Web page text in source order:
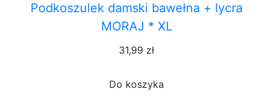
Podkoszulek damski bawełna + lycra
MORAJ * XL
31,99 zł
Do koszyka